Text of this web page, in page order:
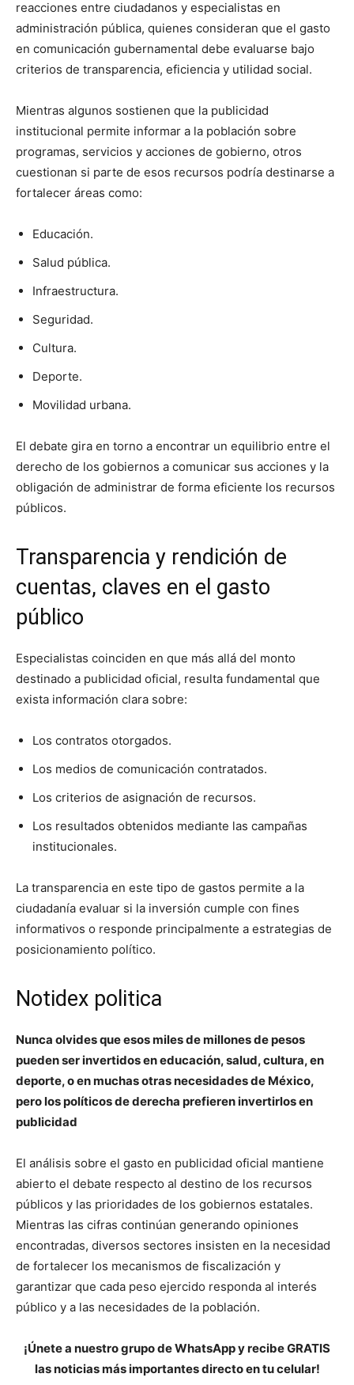
reacciones entre ciudadanos y especialistas en
administración pública, quienes consideran que el gasto
en comunicación gubernamental debe evaluarse bajo
criterios de transparencia, eficiencia y utilidad social.
Mientras algunos sostienen que la publicidad
institucional permite informar a la población sobre
programas, servicios y acciones de gobierno, otros
cuestionan si parte de esos recursos podría destinarse a
fortalecer áreas como:
Educación.
Salud pública.
Infraestructura.
Seguridad.
Cultura.
Deporte.
Movilidad urbana.
El debate gira en torno a encontrar un equilibrio entre el
derecho de los gobiernos a comunicar sus acciones y la
obligación de administrar de forma eficiente los recursos
públicos.
Transparencia y rendición de
cuentas, claves en el gasto
público
Especialistas coinciden en que más allá del monto
destinado a publicidad oficial, resulta fundamental que
exista información clara sobre:
Los contratos otorgados.
Los medios de comunicación contratados.
Los criterios de asignación de recursos.
Los resultados obtenidos mediante las campañas
institucionales.
La transparencia en este tipo de gastos permite a la
ciudadanía evaluar si la inversión cumple con fines
informativos o responde principalmente a estrategias de
posicionamiento político.
Notidex politica
Nunca olvides que esos miles de millones de pesos
pueden ser invertidos en educación, salud, cultura, en
deporte, o en muchas otras necesidades de México,
pero los políticos de derecha prefieren invertirlos en
publicidad
El análisis sobre el gasto en publicidad oficial mantiene
abierto el debate respecto al destino de los recursos
públicos y las prioridades de los gobiernos estatales.
Mientras las cifras continúan generando opiniones
encontradas, diversos sectores insisten en la necesidad
de fortalecer los mecanismos de fiscalización y
garantizar que cada peso ejercido responda al interés
público y a las necesidades de la población.
¡Únete a nuestro grupo de WhatsApp y recibe GRATIS
las noticias más importantes directo en tu celular!